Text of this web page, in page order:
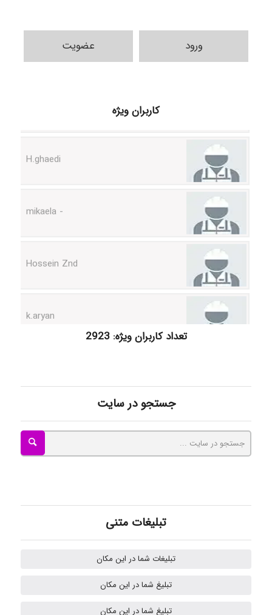
ورود عضویت
کاربران ویژه
Radman Amini
Mohammad
تعداد کاربران ویژه: 2923
جستجو در سایت
تبلیغات متنی
تبلیغات شما در این مکان
تبلیغ شما در این مکان
تبلیغ شما در این مکان